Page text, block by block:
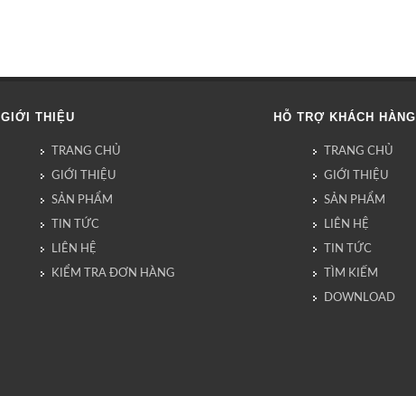
GIỚI THIỆU
TRANG CHỦ
GIỚI THIỆU
SẢN PHẨM
TIN TỨC
LIÊN HỆ
KIỂM TRA ĐƠN HÀNG
HỖ TRỢ KHÁCH HÀNG
TRANG CHỦ
GIỚI THIỆU
SẢN PHẨM
LIÊN HỆ
TIN TỨC
TÌM KIẾM
DOWNLOAD